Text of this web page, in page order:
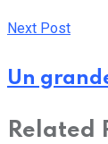
Next Post
Un
Related